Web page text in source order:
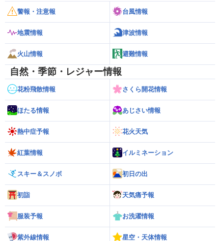
警報・注意報 台風情報
地震情報 津波情報
火山情報 避難情報
自然・季節・レジャー情報
花粉飛散情報 さくら開花情報
ほたる情報 あじさい情報
熱中症予報 花火天気
紅葉情報 イルミネーション
スキー＆スノボ 初日の出
初詣 天気痛予報
服装予報 お洗濯情報
紫外線情報 星空・天体情報